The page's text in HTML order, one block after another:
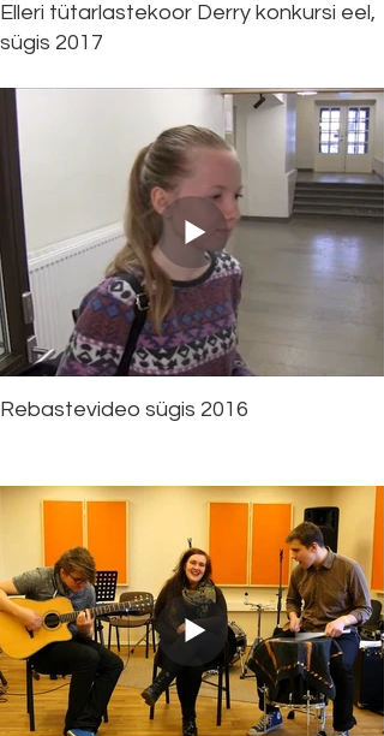
Elleri tütarlastekoor Derry konkursi eel,
sügis 2017
Rebastevideo sügis 2016